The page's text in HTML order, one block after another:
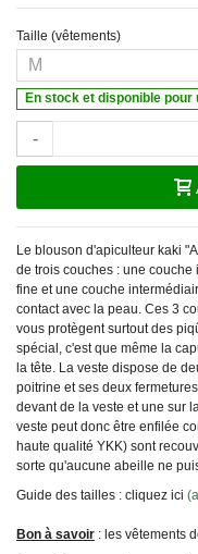
Taille (vêtements)
En stock et disponible
-
Le blouson d'apiculteur kaki
de trois couches : une
fine et une couche
contact avec la peau. Ces 3
vous protègent surtout des
spécial, c'est que même la
la tête. La veste dispose de
poitrine et ses deux
devant de la veste et une sur
veste peut donc être enfilée
haute qualité YKK) sont
sorte qu'aucune abeille ne
Guide des tailles : cliquez ici
Bon à savoir : les vêtements